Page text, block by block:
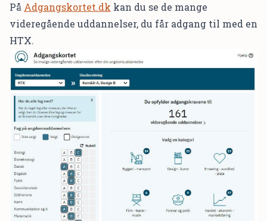
På Adgangskortet.dk kan du se de mange
videregående uddannelser, du får adgang til med en
HTX.